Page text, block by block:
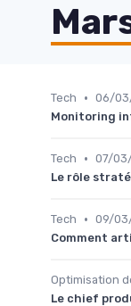
Tech • 06/
Monitoring
Tech • 07/
Le rôle
Tech • 09/
Comment
Optimisation
Le chief